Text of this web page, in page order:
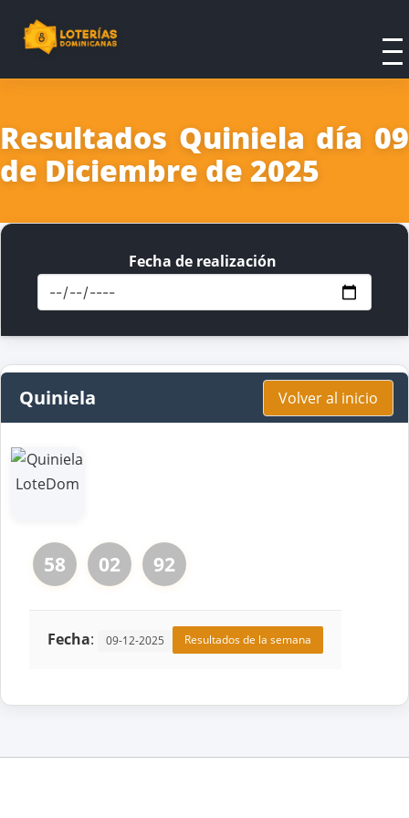
Resultados Quiniela día 09
de Diciembre de 2025
Fecha de realización
Quiniela Volver al inicio
58 02 92
Fecha: 09-12-2025 Resultados de la semana